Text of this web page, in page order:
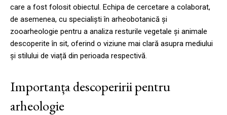
care a fost folosit obiectul. Echipa de cercetare a colaborat,
de asemenea, cu specialiști în arheobotanică și
zooarheologie pentru a analiza resturile vegetale și animale
descoperite în sit, oferind o viziune mai clară asupra mediului
și stilului de viață din perioada respectivă.
Importanța descoperirii pentru
arheologie